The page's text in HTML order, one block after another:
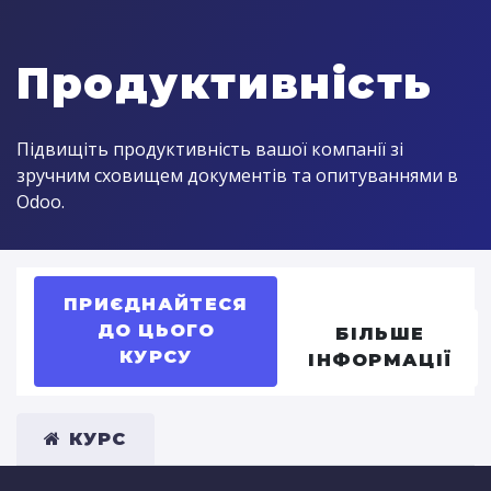
Продуктивність
Підвищіть продуктивність вашої компанії зі
зручним сховищем документів та опитуваннями в
Odoo.
ПРИЄДНАЙТЕСЯ
ДО ЦЬОГО
КУРСУ
БІЛЬШЕ
ІНФОРМАЦІЇ
КУРС